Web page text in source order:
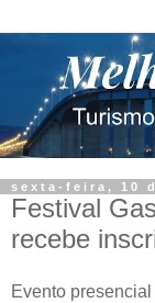
sexta-feira, 10
Festival
recebe
Evento